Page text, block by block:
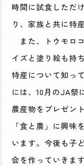
時間に試食しただ
り、家族と共に特
また、トウモロ
イズと塗り絵も持
特産について知っ
には、10月のJA祭
農産物をプレゼン
「食と農」に興味
います。今後も子
会を作っていきます